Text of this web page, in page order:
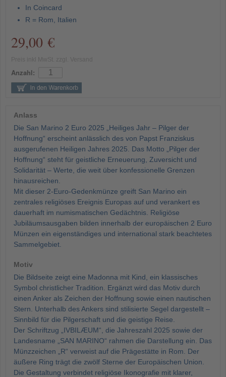
In Coincard
R = Rom, Italien
29,00 €
Anzahl:
Anlass
Die San Marino 2 Euro 2025 „Heiliges Jahr – Pilger der
Hoffnung“ erscheint anlässlich des von Papst Franziskus
ausgerufenen Heiligen Jahres 2025. Das Motto „Pilger der
Hoffnung“ steht für geistliche Erneuerung, Zuversicht und
Solidarität – Werte, die weit über konfessionelle Grenzen
hinausreichen.
Mit dieser 2-Euro-Gedenkmünze greift San Marino ein
zentrales religiöses Ereignis Europas auf und verankert es
dauerhaft im numismatischen Gedächtnis. Religiöse
Jubiläumsausgaben bilden innerhalb der europäischen 2 Euro
Münzen ein eigenständiges und international stark beachtetes
Sammelgebiet.
Motiv
Die Bildseite zeigt eine Madonna mit Kind, ein klassisches
Symbol christlicher Tradition. Ergänzt wird das Motiv durch
einen Anker als Zeichen der Hoffnung sowie einen nautischen
Stern. Unterhalb des Ankers sind stilisierte Segel dargestellt –
Sinnbild für die Pilgerschaft und die geistige Reise.
Der Schriftzug „IVBILÆUM“, die Jahreszahl 2025 sowie der
Landesname „SAN MARINO“ rahmen die Darstellung ein. Das
Münzzeichen „R“ verweist auf die Prägestätte in Rom. Der
äußere Ring trägt die zwölf Sterne der Europäischen Union.
Die Gestaltung verbindet religiöse Ikonografie mit klarer,